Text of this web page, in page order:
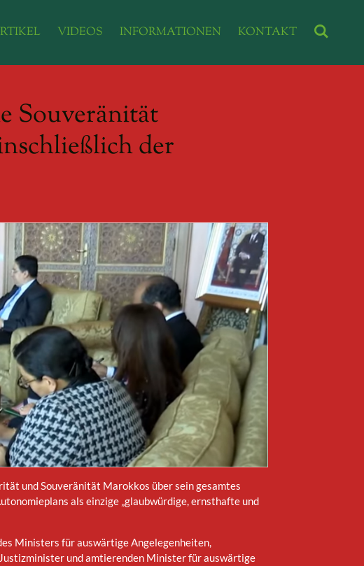
VIDEOS INFORMATIONEN KONTAKT
Souveränität
der
und Souveränität Marokkos über sein gesamtes
als einzige „glaubwürdige, ernsthafte und
Ministers für auswärtige Angelegenheiten,
und amtierenden Minister für auswärtige